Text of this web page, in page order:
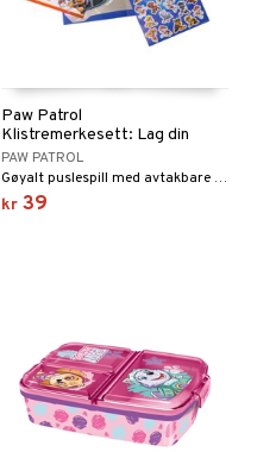
Paw Patrol
Klistremerkesett: Lag din
scene
PAW PATROL
Gøyalt puslespill med avtakbare klistremerker.
kr 39